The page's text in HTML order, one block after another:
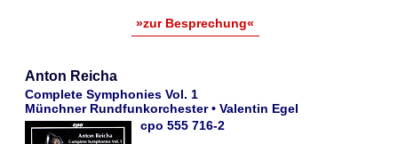
»zur Besprechung«
Anton Reicha
Complete Symphonies Vol. 1
Münchner Rundfunkorchester • Valentin Egel
cpo 555 716-2